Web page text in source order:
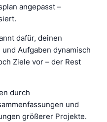
angepasst –
dafür, deinen
Aufgaben dynamisch
Ziele vor – der Rest
durch
und
größerer Projekte.